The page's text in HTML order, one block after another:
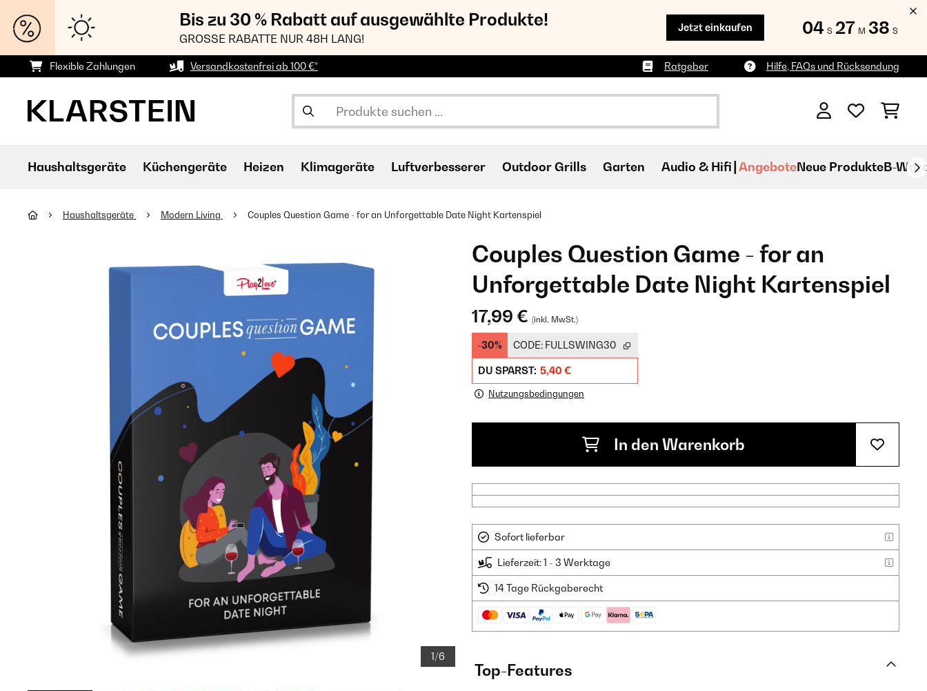
Bis zu 30 % Rabatt auf ausgewählte Produkte!
GROSSE RABATTE NUR 48H LANG!
Jetzt einkaufen 04 S 27 M 37 S
Flexible Zahlungen Versandkostenfrei ab 100 €* Ratgeber Hilfe, FAQs und Rücksendung
Haushaltsgeräte Küchengeräte Heizen Klimageräte Luftverbesserer Outdoor Grills Garten Audio & Hifi AngeboteNeue ProdukteB-
Haushaltsgeräte Modern Living Couples Question Game - for an Unforgettable Date Night Kartenspiel
1/6
Couples Question Game - for an
Unforgettable Date Night Kartenspiel
17,99 € (inkl. MwSt.)
-30% CODE: FULLSWING30
DU SPARST: 5,40 €
Nutzungsbedingungen
In den Warenkorb
Sofort lieferbar
Lieferzeit: 1 - 3 Werktage
14 Tage Rückgaberecht
Top-Features